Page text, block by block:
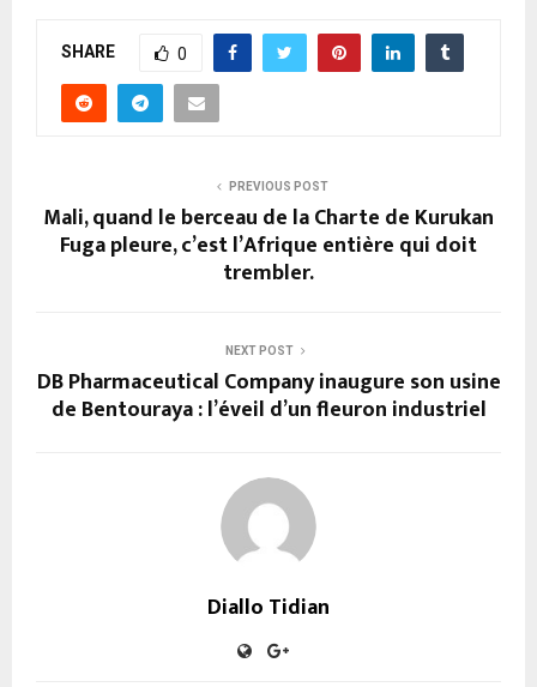
SHARE 0
PREVIOUS POST
Mali, quand le berceau de la Charte de Kurukan
Fuga pleure, c’est l’Afrique entière qui doit
trembler.
NEXT POST
DB Pharmaceutical Company inaugure son usine
de Bentouraya : l’éveil d’un fleuron industriel
Diallo Tidian